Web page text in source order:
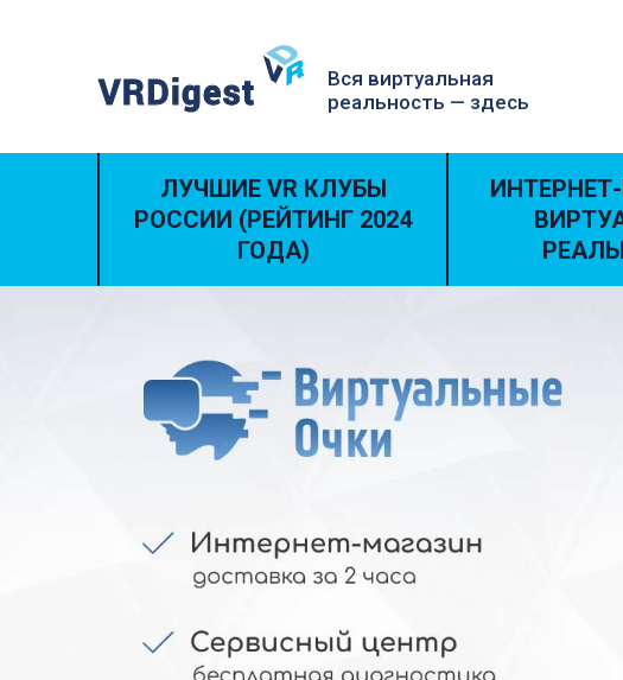
Вся виртуальная
реальность — здесь
ЛУЧШИЕ VR КЛУБЫ
РОССИИ (РЕЙТИНГ 2024
ГОДА)